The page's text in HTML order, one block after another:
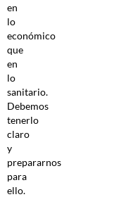
en
lo
económico
que
en
lo
sanitario.
Debemos
tenerlo
claro
y
prepararnos
para
ello.